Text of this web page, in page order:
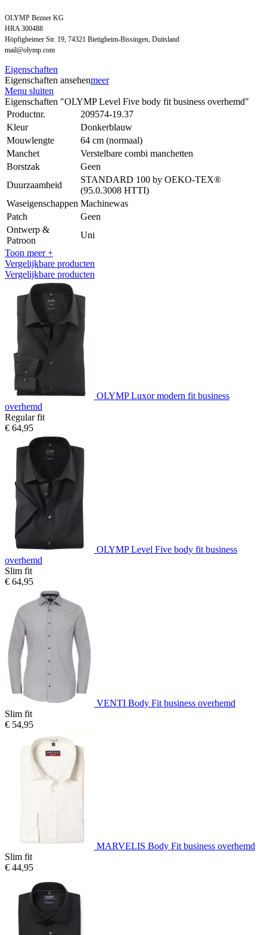
OLYMP Bezner KG
HRA 300488
Höpfigheimer Str. 19, 74321 Bietigheim-Bissingen, Duitsland
mail@olymp.com
Eigenschaften
Eigenschaften ansehenmeer
Menu sluiten
Eigenschaften "OLYMP Level Five body fit business overhemd"
Productnr.
209574-19.37
Kleur
Donkerblauw
Mouwlengte
64 cm (normaal)
Manchet
Verstelbare combi manchetten
Borstzak
Geen
Duurzaamheid
STANDARD 100 by OEKO-TEX®
(95.0.3008 HTTI)
Waseigenschappen Machinewas
Patch
Geen
Ontwerp &
Patroon
Uni
Toon meer +
Vergelijkbare producten
Vergelijkbare producten
OLYMP Luxor modern fit business
overhemd
Regular fit
€ 64,95
OLYMP Level Five body fit business
overhemd
Slim fit
€ 64,95
VENTI Body Fit business overhemd
Slim fit
€ 54,95
MARVELIS Body Fit business overhemd
Slim fit
€ 44,95